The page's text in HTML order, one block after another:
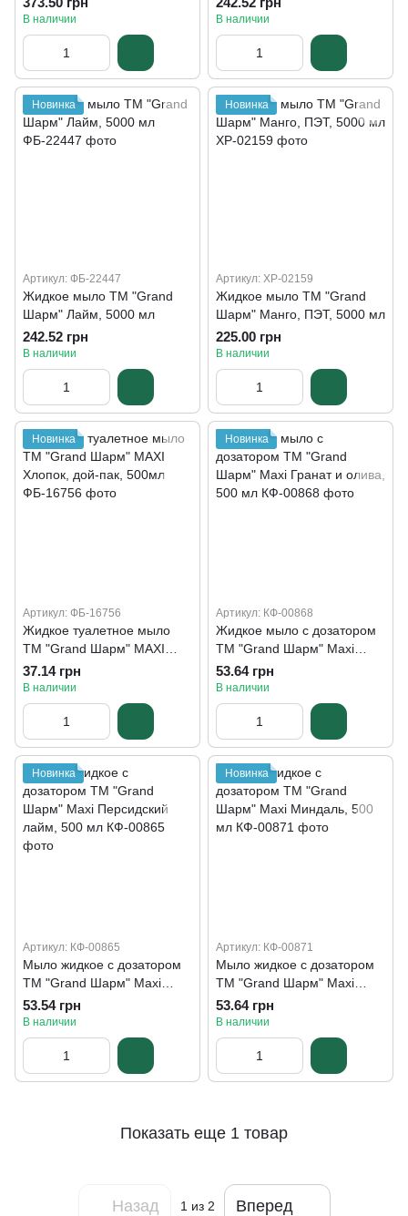
В наличии В наличии
Новинка
Артикул: ФБ-22447
Жидкое мыло ТМ "Grand
Шарм" Лайм, 5000 мл
242.52 грн
В наличии
Новинка
Артикул: ХР-02159
Жидкое мыло ТМ "Grand
Шарм" Манго, ПЭТ, 5000 мл
225.00 грн
В наличии
Новинка
Артикул: ФБ-16756
Жидкое туалетное мыло
ТМ "Grand Шарм" MAXI
Хлопок, дой-пак, 500мл
37.14 грн
В наличии
Новинка
Артикул: КФ-00868
Жидкое мыло с дозатором
ТМ "Grand Шарм" Maxi
Гранат и олива, 500 мл
53.64 грн
В наличии
Новинка
Артикул: КФ-00865
Мыло жидкое с дозатором
ТМ "Grand Шарм" Maxi
Персидский лайм, 500 мл
53.54 грн
В наличии
Новинка
Артикул: КФ-00871
Мыло жидкое с дозатором
ТМ "Grand Шарм" Maxi
Миндаль, 500 мл
53.64 грн
В наличии
Показать еще 1 товар
Назад 1 из 2 Вперед